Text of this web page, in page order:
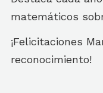
matemáticos
¡Felicitaciones
reconocimiento!